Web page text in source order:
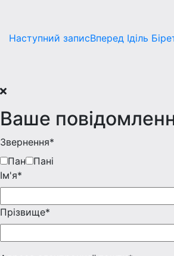
Наступний записВперед Iдiль
Ваше
Звернення*
Пан
Пані
Iм'я*
Прізвище*